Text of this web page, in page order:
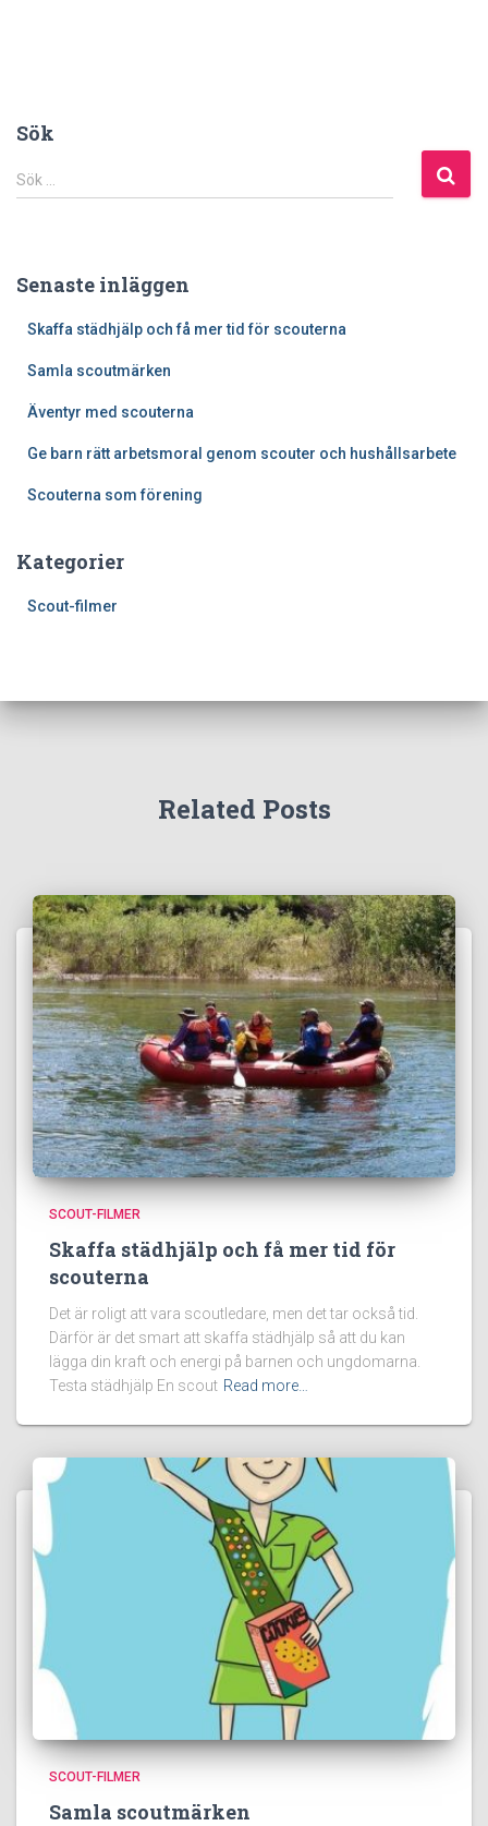
Sök
S
ö
t
Sök …
Senaste inläggen
Skaffa städhjälp och få mer tid för scouterna
Samla scoutmärken
Äventyr med scouterna
Ge barn rätt arbetsmoral genom scouter och hushållsarbete
Scouterna som förening
Kategorier
Scout-filmer
Related Posts
SCOUT-FILMER
Skaffa städhjälp och få mer tid för
scouterna
Det är roligt att vara scoutledare, men det tar också tid.
Därför är det smart att skaffa städhjälp så att du kan
lägga din kraft och energi på barnen och ungdomarna.
Testa städhjälp En scout Read more…
SCOUT-FILMER
Samla scoutmärken